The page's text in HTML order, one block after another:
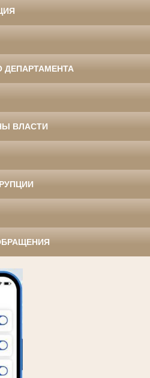
ДЕПАРТАМЕНТА
ВЛАСТИ